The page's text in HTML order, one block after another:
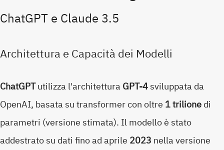
ChatGPT e Claude 3.5
Architettura e Capacità dei Modelli
ChatGPTutilizza l'architettura GPT-4sviluppata da
OpenAI, basata su transformer con oltre 1 trilionedi
parametri (versione stimata). Il modello è stato
addestrato su dati fino ad aprile 2023 nella versione